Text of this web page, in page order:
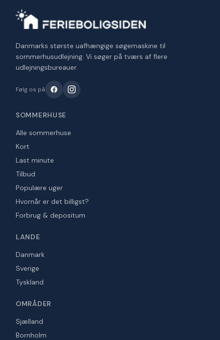
Danmarks største uafhængige søgemaskine til
sommerhusudlejning. Vi søger på tværs af flere
udlejningsbureauer.
Følg os på
SOMMERHUSE
Alle sommerhuse
Kort
Last minute
Tilbud
Populære uger
Hvornår er det billigst?
Forbrug & depositum
LANDE
Danmark
Sverige
Tyskland
OMRÅDER
Sjælland
Bornholm